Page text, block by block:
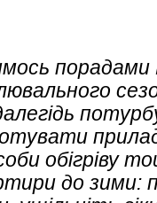
порадами
обігріву
до зими: